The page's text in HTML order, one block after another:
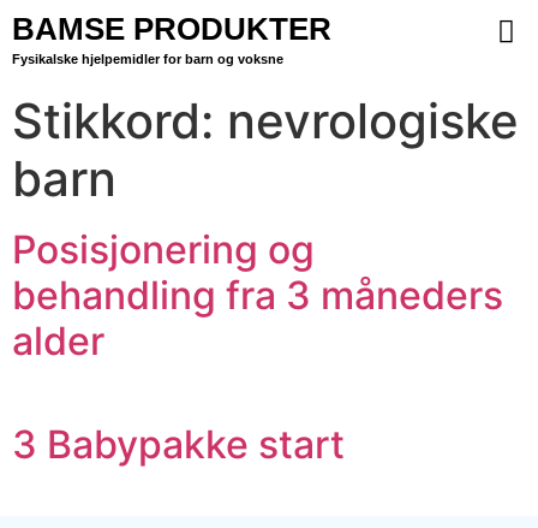
BAMSE PRODUKTER
Fysikalske hjelpemidler for barn og voksne
Stikkord: nevrologiske
barn
Posisjonering og
behandling fra 3 måneders
alder
3 Babypakke start